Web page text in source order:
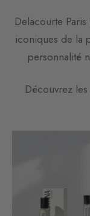
Delacourte Paris
iconiques de la
personnalité
Découvrez